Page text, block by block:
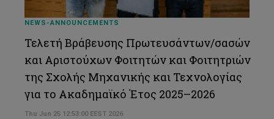
NEWS-ANNOUNCEMENTS
Τελετή Βράβευσης Πρωτευσάντων/σασών
και Αριστούχων Φοιτητών και Φοιτητριών
της Σχολής Μηχανικής και Τεχνολογίας
για το Ακαδημαϊκό Έτος 2025–2026
Thu Jun 25 12:53:00 EEST 2026